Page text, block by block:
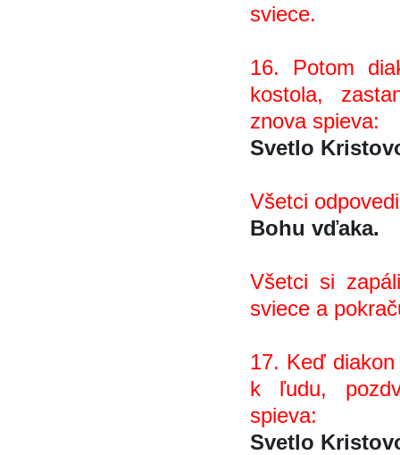
sviece.
16. Potom
kostola,
znova spieva:
Svetlo
Všetci
Bohu vďaka.
Všetci si
sviece a
17. Keď
k ľudu,
spieva:
Svetlo